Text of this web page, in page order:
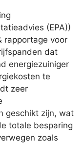
(EPA))
rapportage voor
dat
energiezuiniger
te
zeer
geschikt zijn, wat
totale besparing
zoals